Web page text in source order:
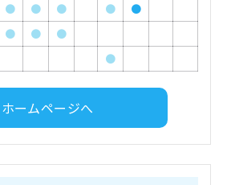
● ● ● ●
●
● ●
●
●
ホームページへ